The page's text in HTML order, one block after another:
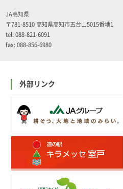
JA高知県
〒781-8510 高知県高知市五台山5015番地1
tel: 088-821-6091
fax: 088-856-6980
外部リンク